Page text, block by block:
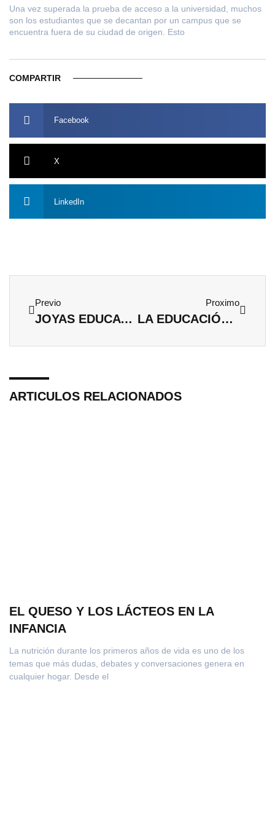
Una vez superada la prueba de acceso a la universidad, muchos
son los estudiantes que se decantan por un campus que se
encuentra fuera de su ciudad de origen. Esto
COMPARTIR
Facebook
X
LinkedIn
Previo
JOYAS EDUCATIVAS: ENSEÑAR VALORES A TRAVÉS DE LOS REGALOS ESPECIALES
Proximo
LA EDUCACIÓN SECUNDARIA ES EL MOMENTO EN EL QUE MÁS GENTE DECIDE QUE HARÁ OPOSICIONES
ARTICULOS RELACIONADOS
EL QUESO Y LOS LÁCTEOS EN LA
INFANCIA
La nutrición durante los primeros años de vida es uno de los
temas que más dudas, debates y conversaciones genera en
cualquier hogar. Desde el